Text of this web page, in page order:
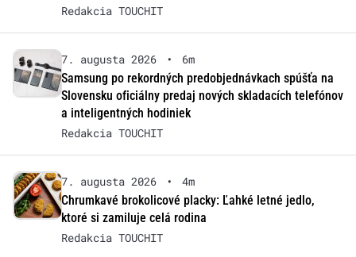
Redakcia TOUCHIT
7. augusta 2026 •
6m
Samsung po rekordných predobjednávkach spúšťa na
Slovensku oficiálny predaj nových skladacích telefónov
a inteligentných hodiniek
Redakcia TOUCHIT
7. augusta 2026 •
4m
Chrumkavé brokolicové placky: Ľahké letné jedlo,
ktoré si zamiluje celá rodina
Redakcia TOUCHIT